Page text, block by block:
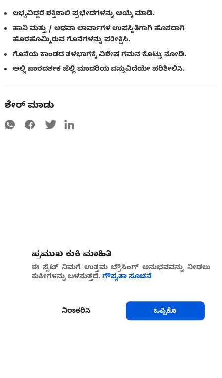
ಲಭ್ಯವಿದ್ದರೆ ಶಕ್ತಿಶಾಲಿ ಪ್ರಭೇದಗಳನ್ನು ಆಯ್ಕೆ ಮಾಡಿ.
ಹಾನಿ ಮತ್ತು / ಅಥವಾ ಲಾರ್ವಾಗಳ ಉಪಸ್ಥಿತಿಗಾಗಿ ಹೊಸದಾಗಿ
ಹೊರಹೊಮ್ಮಿರುವ ಗೊನೆಗಳನ್ನು ಪರೀಕ್ಷಿಸಿ.
ಗೊನೆಯ ಕಾಂಡದ ತಳಭಾಗಕ್ಕೆ ವಿಶೇಷ ಗಮನ ಕೊಟ್ಟು ನೋಡಿ.
ಅಲ್ಲಿ ಪಾರದರ್ಶಕ ಜೆಲ್ಲಿ ಮಾದರಿಯ ವಸ್ತುವಿದೆಯೇ ಪರಿಶೀಲಿಸಿ.
ಶೇರ್ ಮಾಡು
ಪ್ರಮುಖ ಕುಕಿ ಮಾಹಿತಿ
ಈ ಸೈಟ್ ನಿಮಗೆ ಉತ್ತಮ ಬ್ರೌಸಿಂಗ್ ಅನುಭವವನ್ನು ನೀಡಲು
ಕುಕೀಗಳನ್ನು ಬಳಸುತ್ತದೆ. ಗೌಪ್ಯತಾ ಸೂಚನೆ
ನಿರಾಕರಿಸಿ ಒಪ್ಪಿಕೊ